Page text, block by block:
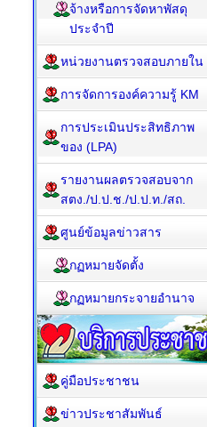
จ้างหรือการจัดหาพัสดุ
ประจำปี
หน่วยงานตรวจสอบภายใน
การจัดการองค์ความรู้ KM
การประเมินประสิทธิภาพ
ของ (LPA)
รายงานผลตรวจสอบจาก
สตง./ป.ป.ช./ป.ป.ท./สถ.
ศูนย์ข้อมูลข่าวสาร
กฏหมายจัดตั้ง
กฏหมายกระจายอำนาจ
คู่มือประชาชน
ข่าวประชาสัมพันธ์